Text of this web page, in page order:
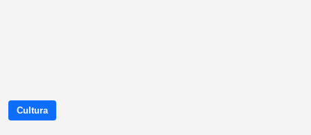
Cultura